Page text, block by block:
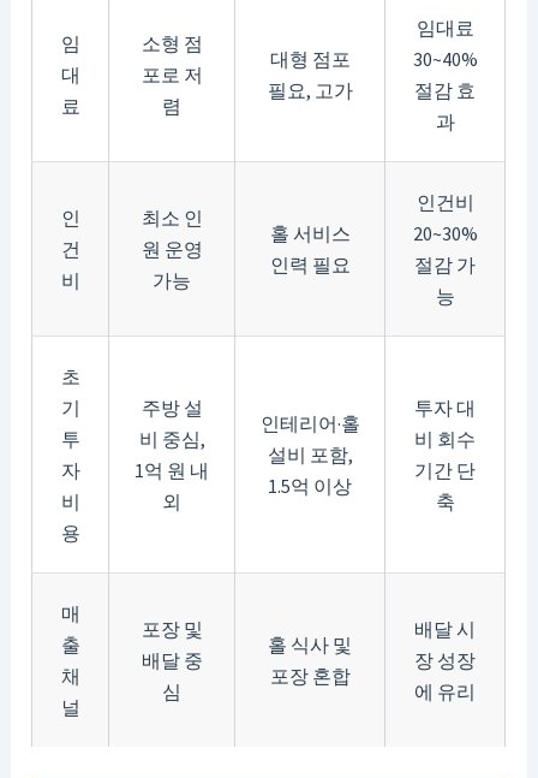
임
대
료
소형 점
포로 저
렴
대형 점포
필요, 고가
임대료
30~40%
절감 효
과
인
건
비
최소 인
원 운영
가능
홀 서비스
인력 필요
인건비
20~30%
절감 가
능
초
기
투
자
비
용
주방 설
비 중심,
1억 원 내
외
인테리어·홀
설비 포함,
1.5억 이상
투자 대
비 회수
기간 단
축
매
출
채
널
포장 및
배달 중
심
홀 식사 및
포장 혼합
배달 시
장 성장
에 유리